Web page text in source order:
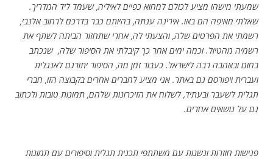
שמעתי מישהו מציע לכולם למחוא כפיים לאיליה, שעמד ליד המדריך.
שאלתי מאיפה הם באו. אירינה ענתה, בהיותם כבר בדרכם לרחוב אלנבי,
רשמתי את הפרטים שלה, והצעתי לה, אחרי שתחזור הביתה לשתף את
רשמיה מהטיול. וכמה ימים אחר כך קיבלתי את הסיפור שלה, שנכתב
בחום ובאהבה רבה לישראל. כעבור זמן מה, הסיפור יתורגם לאנגלית
ועברית ויפורסם גם באתר. אני מציע לחברים אחרים בקבוצה הזו, חברי
תגלית לשעבר ובעתיד, לשלוח את הזיכרונות שלהם, תמונות טובות ולכתוב
גם על נושאים אחרים.
פגישות חוזרות ונשנות עם משתתפי תכנית תגלית וסיפורים עם תמונות